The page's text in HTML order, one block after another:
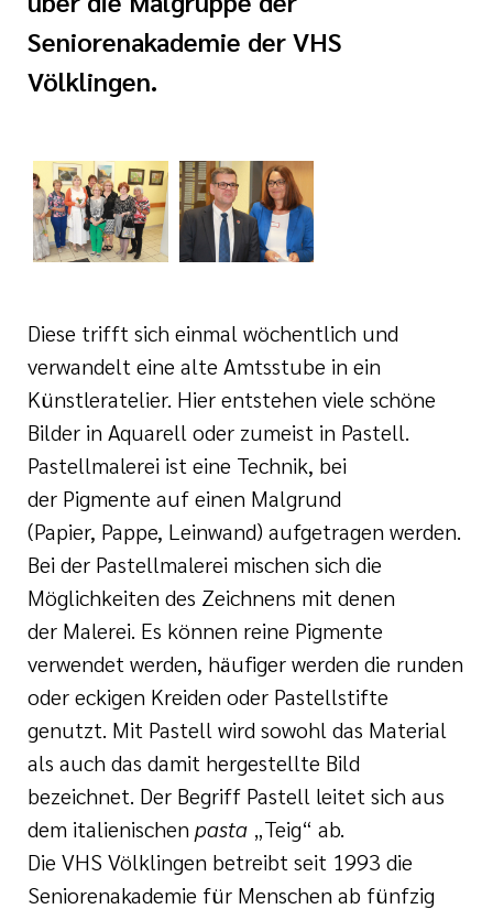
der cts
Seniorenakademie der VHS
Völklingen.
Diese trifft sich einmal wöchentlich und
verwandelt eine alte Amtsstube in ein
Künstleratelier. Hier entstehen viele schöne
Bilder in Aquarell oder zumeist in Pastell.
Pastellmalerei ist eine Technik, bei
der Pigmente auf einen Malgrund
(Papier, Pappe, Leinwand) aufgetragen werden.
Bei der Pastellmalerei mischen sich die
Möglichkeiten des Zeichnens mit denen
der Malerei. Es können reine Pigmente
verwendet werden, häufiger werden die runden
oder eckigen Kreiden oder Pastellstifte
genutzt. Mit Pastell wird sowohl das Material
als auch das damit hergestellte Bild
bezeichnet. Der Begriff Pastell leitet sich aus
dem italienischenpasta „Teig“ ab.
Die VHS Völklingen betreibt seit 1993 die
Seniorenakademie für Menschen ab fünfzig